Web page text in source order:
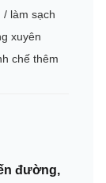
làm sạch
xuyên
chế thêm
đường,